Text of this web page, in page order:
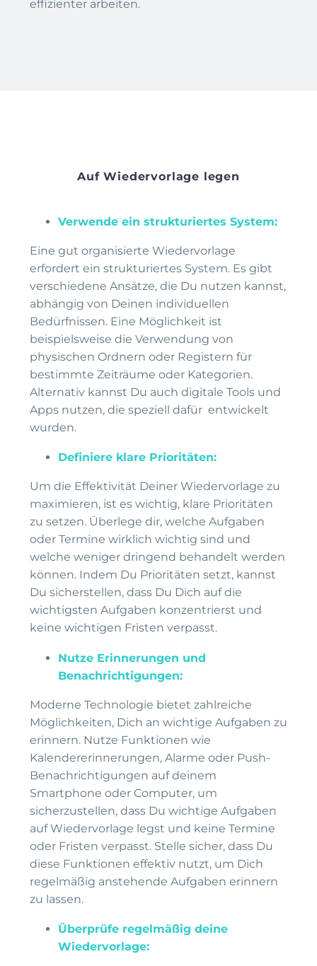
effizienter arbeiten.
Auf Wiedervorlage legen
Verwende ein strukturiertes System:
Eine gut organisierte Wiedervorlage
erfordert ein strukturiertes System. Es gibt
verschiedene Ansätze, die Du nutzen kannst,
abhängig von Deinen individuellen
Bedürfnissen. Eine Möglichkeit ist
beispielsweise die Verwendung von
physischen Ordnern oder Registern für
bestimmte Zeiträume oder Kategorien.
Alternativ kannst Du auch digitale Tools und
Apps nutzen, die speziell dafür entwickelt
wurden.
Definiere klare Prioritäten:
Um die Effektivität Deiner Wiedervorlage zu
maximieren, ist es wichtig, klare Prioritäten
zu setzen. Überlege dir, welche Aufgaben
oder Termine wirklich wichtig sind und
welche weniger dringend behandelt werden
können. Indem Du Prioritäten setzt, kannst
Du sicherstellen, dass Du Dich auf die
wichtigsten Aufgaben konzentrierst und
keine wichtigen Fristen verpasst.
Nutze Erinnerungen und
Benachrichtigungen:
Moderne Technologie bietet zahlreiche
Möglichkeiten, Dich an wichtige Aufgaben zu
erinnern. Nutze Funktionen wie
Kalendererinnerungen, Alarme oder Push-
Benachrichtigungen auf deinem
Smartphone oder Computer, um
sicherzustellen, dass Du wichtige Aufgaben
auf Wiedervorlage legst und keine Termine
oder Fristen verpasst. Stelle sicher, dass Du
diese Funktionen effektiv nutzt, um Dich
regelmäßig anstehende Aufgaben erinnern
zu lassen.
Überprüfe regelmäßig deine
Wiedervorlage: